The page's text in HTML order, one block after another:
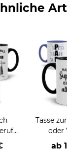
Tasse
oder
ab